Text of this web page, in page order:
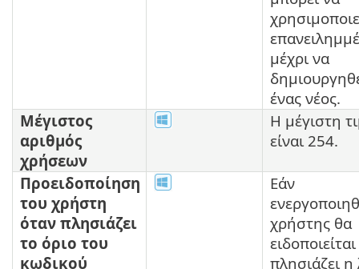
μέχρι να
ένας νέος.
Μέγιστος
αριθμός
χρήσεων
Η μέγιστη
είναι 254.
Προειδοποίηση
του χρήστη
όταν πλησιάζει
το όριο του
κωδικού
Εάν
χρήστης θα
πλησιάζει